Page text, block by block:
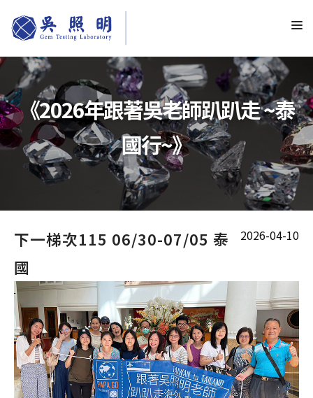
《2026年跟著吳老師趴趴走 ~泰
國行~》
2026-04-10
下一梯次115 06/30-07/05 泰
國